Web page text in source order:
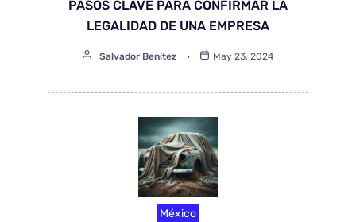
PASOS CLAVE PARA CONFIRMAR LA
LEGALIDAD DE UNA EMPRESA
Salvador Benítez May 23, 2024
México